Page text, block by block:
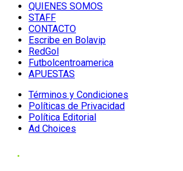
QUIENES SOMOS
STAFF
CONTACTO
Escribe en Bolavip
RedGol
Futbolcentroamerica
APUESTAS
Términos y Condiciones
Políticas de Privacidad
Política Editorial
Ad Choices